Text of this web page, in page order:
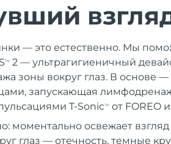
— это естественно. Мы
TM
2 — ультрагигиеничный
зоны вокруг глаз. В основе —
запускающая
T-SonicTM
от FOREO
моментально освежает
глаз — отечность, темные